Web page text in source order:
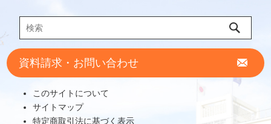
資料請求・お問い合わせ
このサイトについて
サイトマップ
特定商取引法に基づく表示